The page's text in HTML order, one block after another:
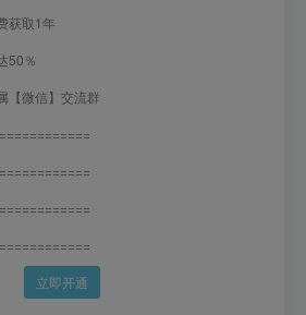
获取1年
50％
【微信】交流群
立即开通